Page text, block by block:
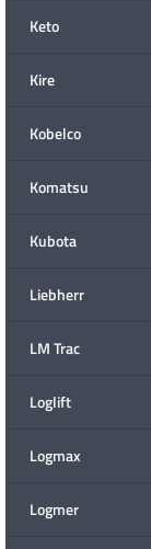
Keto
Kire
Kobelco
Komatsu
Kubota
Liebherr
LM Trac
Loglift
Logmax
Logmer